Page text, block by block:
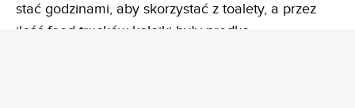
stać godzinami, aby skorzystać z toalety, a przez
ilość food trucków kolejki były prędko